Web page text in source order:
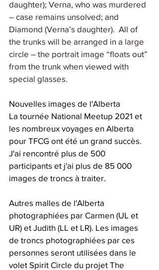
daughter); Verna, who was murdered
– case remains unsolved; and
Diamond (Verna’s daughter).  All of
the trunks will be arranged in a large
circle – the portrait image “floats out”
from the trunk when viewed with
special glasses.
Nouvelles images de l'Alberta
La tournée National Meetup 2021 et
les nombreux voyages en Alberta
pour TFCG ont été un grand succès.
J'ai rencontré plus de 500
participants et j'ai plus de 85 000
images de troncs à traiter.
Autres malles de l'Alberta
photographiées par Carmen (UL et
UR) et Judith (LL et LR). Les images
de troncs photographiées par ces
personnes seront utilisées dans le
volet Spirit Circle du projet The